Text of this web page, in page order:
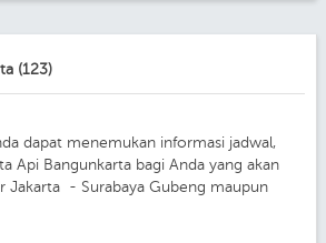
(123)
dapat menemukan informasi jadwal,
Api Bangunkarta bagi Anda yang akan
Jakarta - Surabaya Gubeng maupun